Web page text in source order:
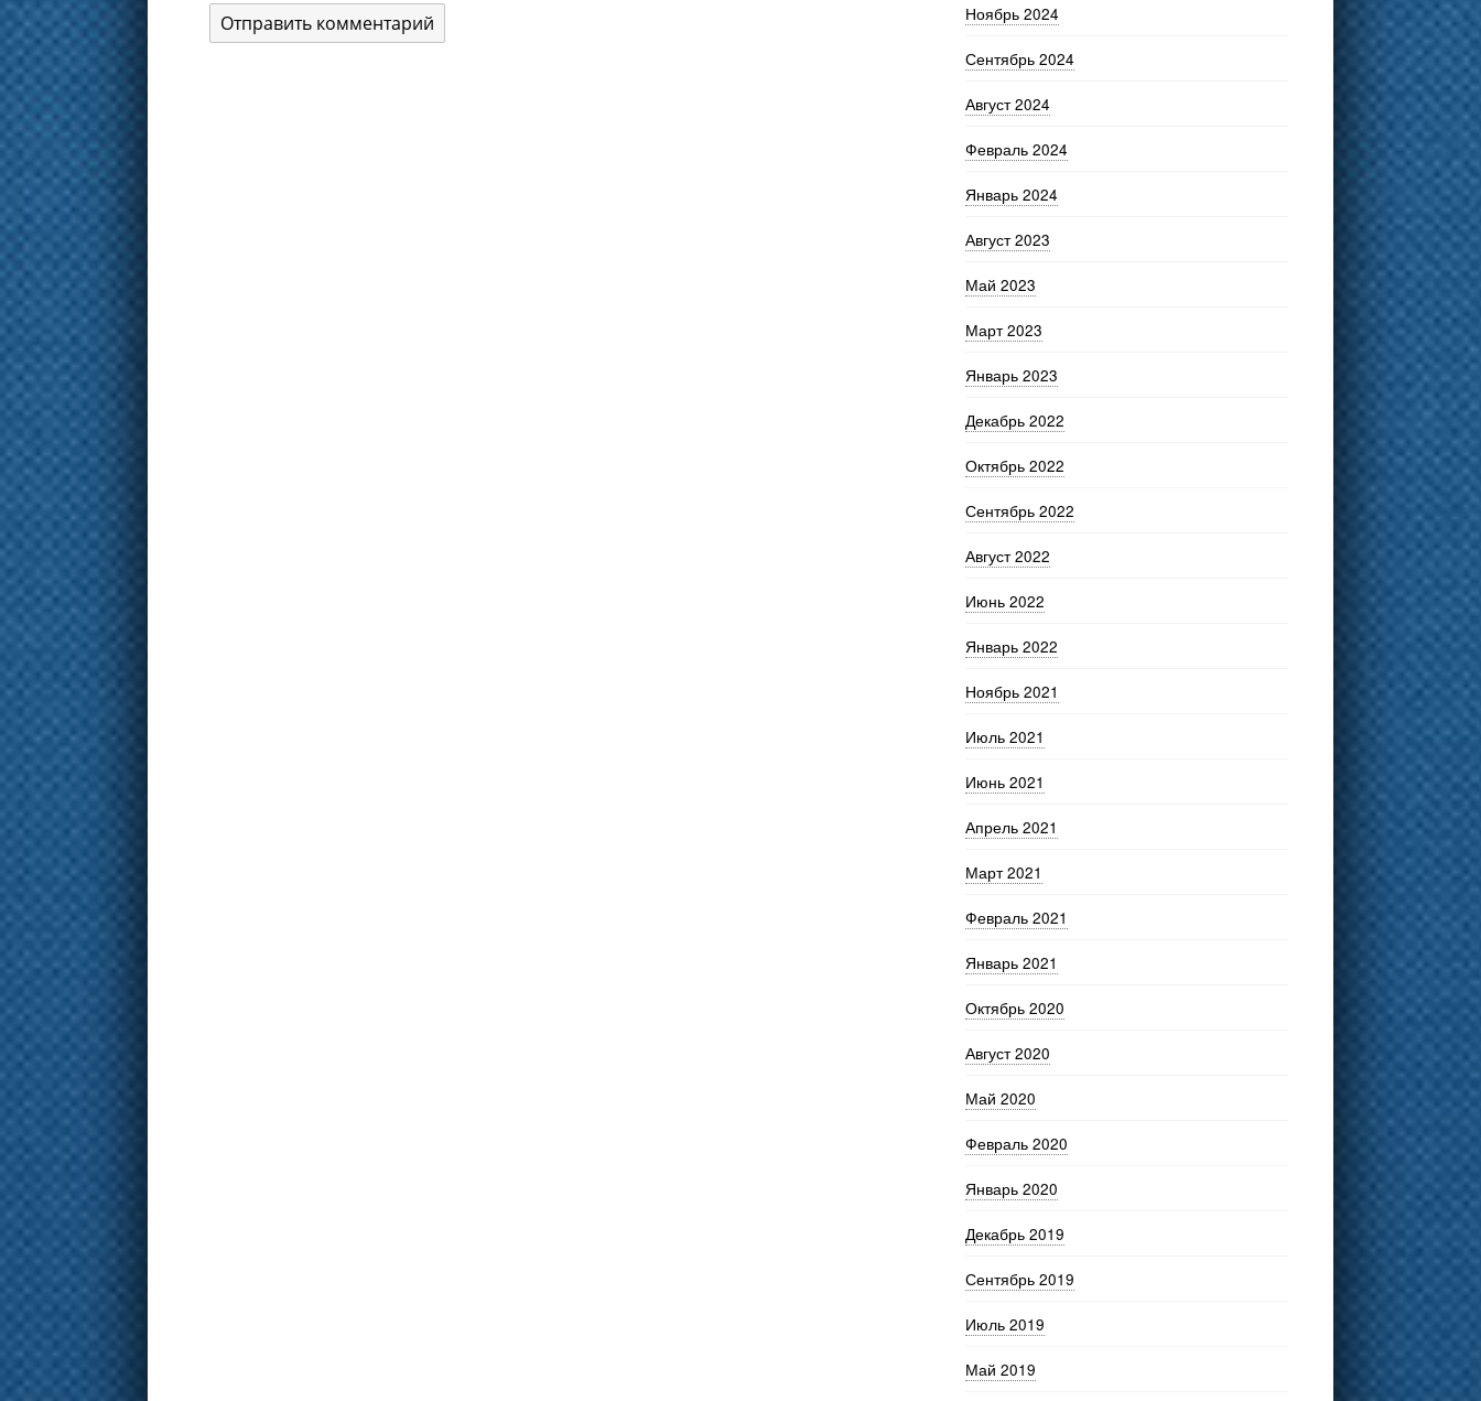
Ноябрь 2024
Сентябрь 2024
Август 2024
Февраль 2024
Январь 2024
Август 2023
Май 2023
Март 2023
Январь 2023
Декабрь 2022
Октябрь 2022
Сентябрь 2022
Август 2022
Июнь 2022
Январь 2022
Ноябрь 2021
Июль 2021
Июнь 2021
Апрель 2021
Март 2021
Февраль 2021
Январь 2021
Октябрь 2020
Август 2020
Май 2020
Февраль 2020
Январь 2020
Декабрь 2019
Сентябрь 2019
Июль 2019
Май 2019